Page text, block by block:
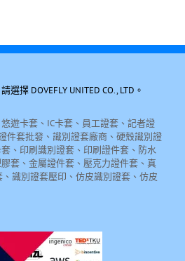
擇 DOVEFLY UNITED CO., LTD。
遊卡套、IC卡套、員工證套、記者證
件套批發、識別證套廠商、硬殼識別證
、印刷識別證套、印刷證件套、防水
套、金屬證件套、壓克力證件套、真
識別證套壓印、仿皮識別證套、仿皮